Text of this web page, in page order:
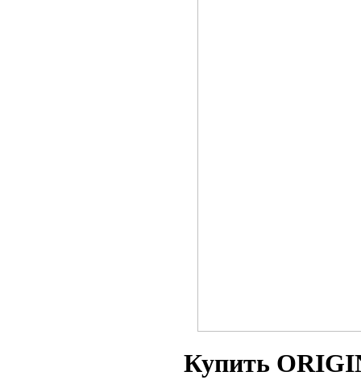
Купить